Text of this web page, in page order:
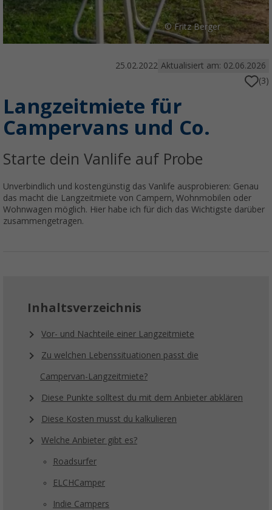
© Fritz Berger
25.02.2022 Aktualisiert am: 02.06.2026
(3)
Langzeitmiete für
Campervans und Co.
Starte dein Vanlife auf Probe
Unverbindlich und kostengünstig das Vanlife ausprobieren: Genau
das macht die Langzeitmiete von Campern, Wohnmobilen oder
Wohnwagen möglich. Hier habe ich für dich das Wichtigste darüber
zusammengetragen.
Inhaltsverzeichnis
Vor- und Nachteile einer Langzeitmiete
Zu welchen Lebenssituationen passt die
Campervan-Langzeitmiete?
Diese Punkte solltest du mit dem Anbieter abklären
Diese Kosten musst du kalkulieren
Welche Anbieter gibt es?
Roadsurfer
ELCHCamper
Indie Campers